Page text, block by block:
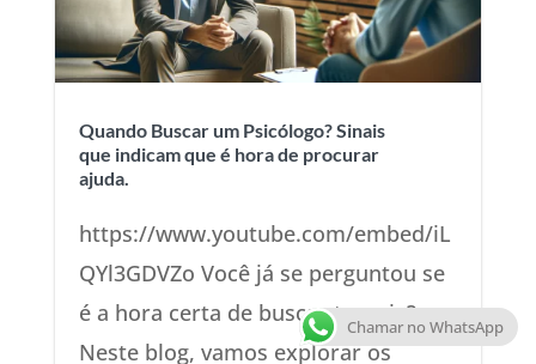
Quando Buscar um Psicólogo? Sinais
que indicam que é hora de procurar
ajuda.
https://www.youtube.com/embed/iL
QYl3GDVZo Você já se perguntou se
é a hora certa de buscar terapia?
Neste blog, vamos explorar os
Chamar no WhatsApp